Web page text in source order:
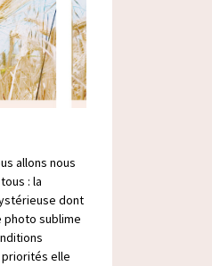
allons nous
: la
dont
photo sublime
elle